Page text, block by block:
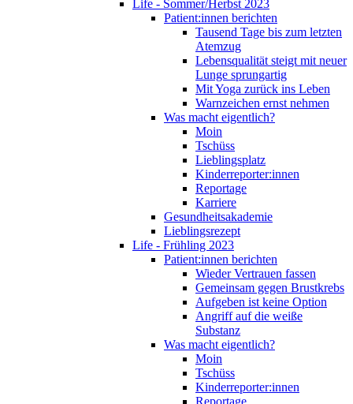
Life - Sommer/Herbst 2023
Patient:innen berichten
Tausend Tage bis zum letzten
Atemzug
Lebensqualität steigt mit neuer
Lunge sprungartig
Mit Yoga zurück ins Leben
Warnzeichen ernst nehmen
Was macht eigentlich?
Moin
Tschüss
Lieblingsplatz
Kinderreporter:innen
Reportage
Karriere
Gesundheitsakademie
Lieblingsrezept
Life - Frühling 2023
Patient:innen berichten
Wieder Vertrauen fassen
Gemeinsam gegen Brustkrebs
Aufgeben ist keine Option
Angriff auf die weiße
Substanz
Was macht eigentlich?
Moin
Tschüss
Kinderreporter:innen
Reportage